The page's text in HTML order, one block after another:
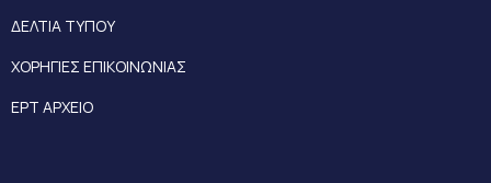
ΔΕΛΤΙΑ ΤΥΠΟΥ
ΧΟΡΗΓΙΕΣ ΕΠΙΚΟΙΝΩΝΙΑΣ
ΕΡΤ ΑΡΧΕΙΟ